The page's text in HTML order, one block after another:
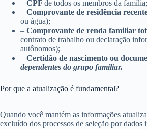
– CPF de todos os membros da família;
– Comprovante de residência
ou água);
– Comprovante de renda familiar
contrato de trabalho ou declaração
autônomos);
– Certidão de nascimento ou
dependentes do grupo familiar.
Por que a atualização é fundamental?
Quando você mantém as informações
excluído dos processos de seleção por dados